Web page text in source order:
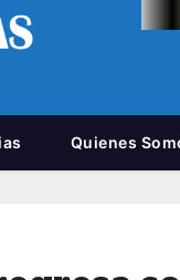
Quienes